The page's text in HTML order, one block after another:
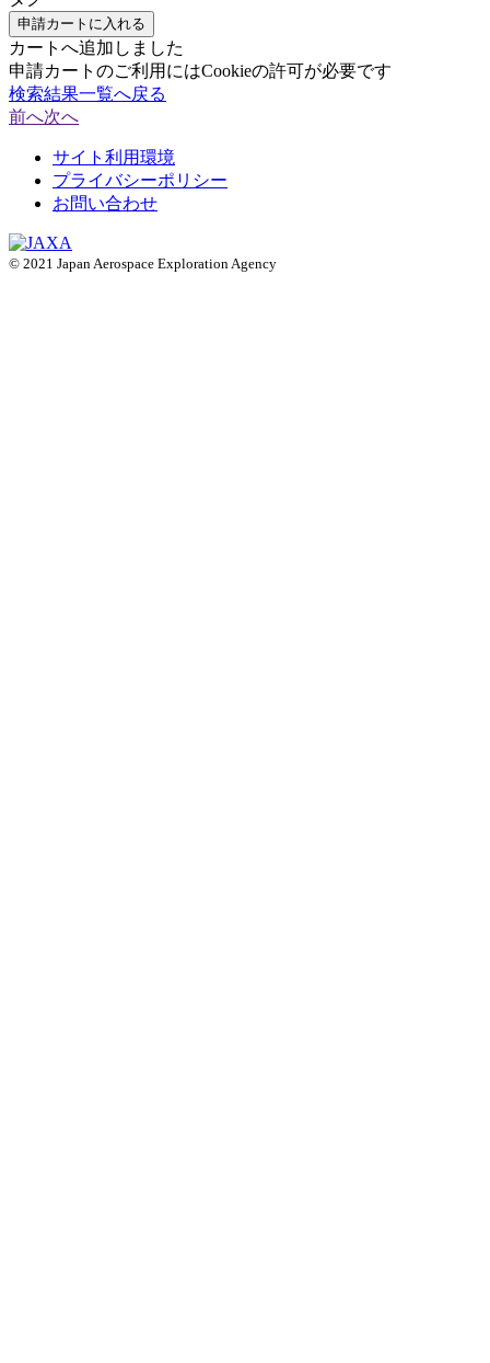
申請カートに入れる
カートへ追加しました
申請カートのご利用にはCookieの許可が必要です
検索結果一覧へ戻る
前へ次へ
サイト利用環境
プライバシーポリシー
お問い合わせ
© 2021 Japan Aerospace Exploration Agency